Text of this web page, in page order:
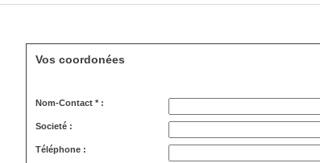
Vos coordonées
Nom-Contact * :
Societé :
Téléphone :